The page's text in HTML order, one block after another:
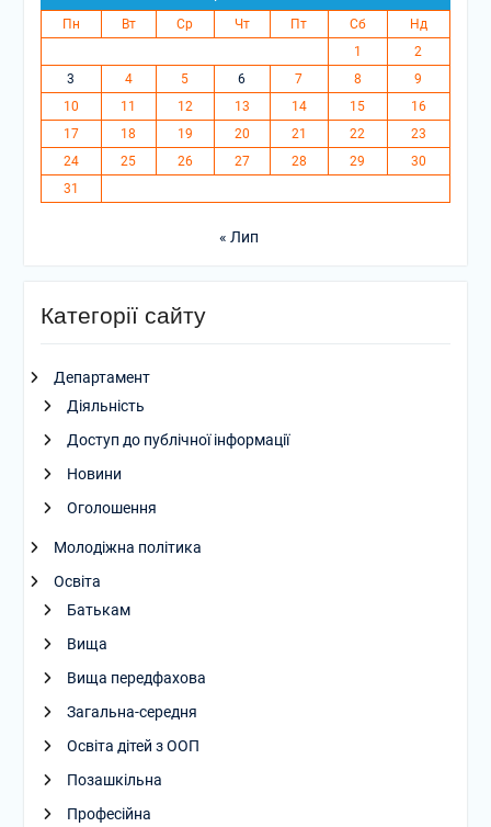
Пн Вт Ср Чт Пт Сб
Нд
1
2
3
4 5 6 7 8
9
10
11 12 13 14 15
16
17
18 19 20 21 22
23
24
25 26 27 28 29
30
31
« Лип
Категорії сайту
Департамент
Діяльність
Доступ до публічної інформації
Новини
Оголошення
Молодіжна політика
Освіта
Батькам
Вища
Вища передфахова
Загальна-середня
Освіта дітей з ООП
Позашкільна
Професійна